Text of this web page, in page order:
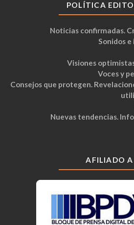
POLÍTICA
Noticias confirmadas.
Sonidos
Visiones
Voces y
Consejos que protegen.
Nuevas tendencias.
AFILIADO A